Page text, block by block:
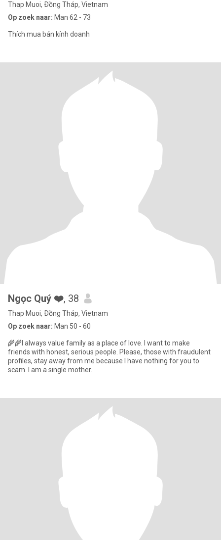
Thap Muoi, Ðồng Tháp, Vietnam
Op zoek naar: Man 62 - 73
Thích mua bán kính doanh
Ngọc Quý ❤️, 38
Thap Muoi, Ðồng Tháp, Vietnam
Op zoek naar: Man 50 - 60
🌾🌾I always value family as a place of love. I want to make
friends with honest, serious people. Please, those with fraudulent
profiles, stay away from me because I have nothing for you to
scam. I am a single mother.